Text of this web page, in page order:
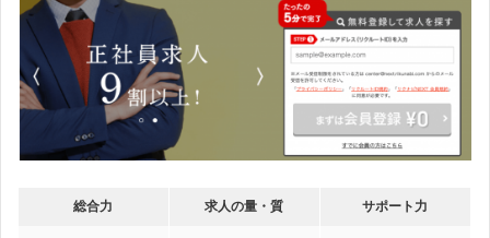
が多く寄せられました。
事務・ 20代前半・女性・年収300万台
評価：★★★★☆4
では紹介できる案件はないと言われ諦めていたが、リクルートエー
総合力 求人の量・質 サポート力